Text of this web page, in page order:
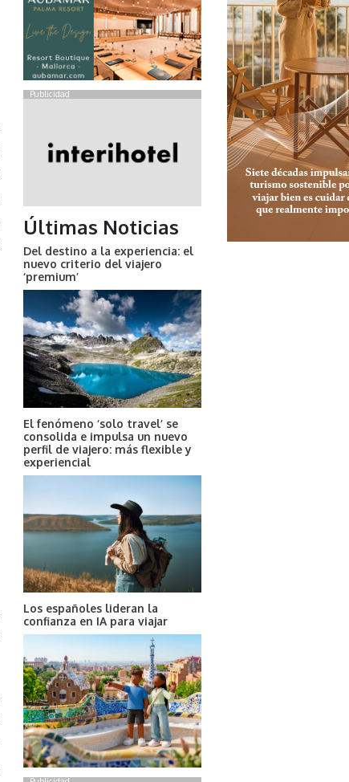
Publicidad
Últimas Noticias
Del destino a la experiencia: el
nuevo criterio del viajero
‘premium’
El fenómeno ‘solo travel’ se
consolida e impulsa un nuevo
perfil de viajero: más flexible y
experiencial
Los españoles lideran la
confianza en IA para viajar